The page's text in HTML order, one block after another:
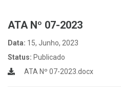
ATA Nº 07-2023
Data: 15, Junho, 2023
Status: Publicado
ATA Nº 07-2023.docx